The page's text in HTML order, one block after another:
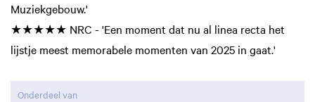
Muziekgebouw.'
★★★★★ NRC - 'Een moment dat nu al linea recta het
lijstje meest memorabele momenten van 2025 in gaat.'
Onderdeel van